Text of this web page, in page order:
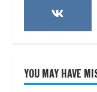
YOU MAY HAVE